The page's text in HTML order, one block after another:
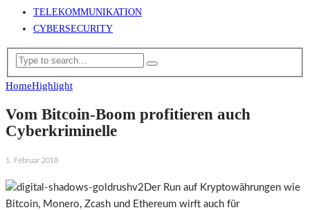
TELEKOMMUNIKATION
CYBERSECURITY
HomeHighlight
Vom Bitcoin-Boom profitieren auch
Cyberkriminelle
1. Februar 2018
Der Run auf Kryptowährungen wie
Bitcoin, Monero, Zcash und Ethereum wirft auch für